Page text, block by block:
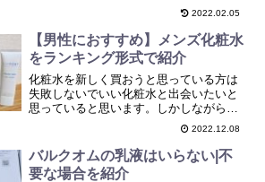
2022.02.05
【男性におすすめ】メンズ化粧水
をランキング形式で紹介
化粧水を新しく買おうと思っている方は
失敗しないでいい化粧水と出会いたいと
思っていると思います。しかしながら、
男の知り合いで化粧水に詳しい人はあま
りいないので、どれを使えばいいのかわ
からない。仮に聞いてみてもどれがいい
のかはっきりした回答が返...
2022.12.08
バルクオムの乳液はいらない|不
要な場合を紹介